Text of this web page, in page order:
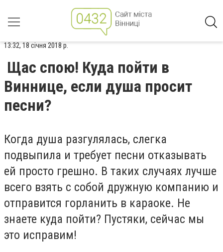
13:32, 18 січня 2018 р.
Щас спою! Куда пойти в
Виннице, если душа просит
песни?
Когда душа разгулялась, слегка
подвыпила и требует песни отказывать
ей просто грешно. В таких случаях лучше
всего взять с собой дружную компанию и
отправится горланить в караоке. Не
знаете куда пойти? Пустяки, сейчас мы
это исправим!